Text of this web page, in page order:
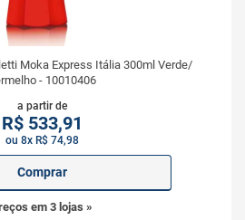
Moka Express Itália 300ml Verde/
- 10010406
a partir de
R$533,91
ou 8x R$ 74,98
Comprar
em 3 lojas »